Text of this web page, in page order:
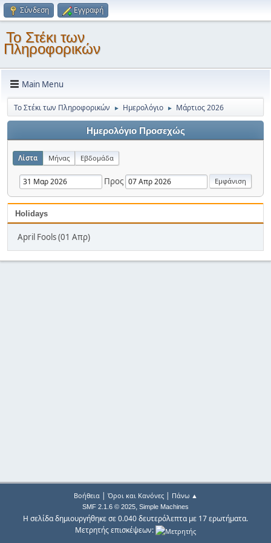
Σύνδεση Εγγραφή
Το Στέκι των
Πληροφορικών
Main Menu
Το Στέκι των Πληροφορικών ► Ημερολόγιο ► Μάρτιος 2026
Ημερολόγιο Προσεχώς
Λίστα Μήνας Εβδομάδα
Προς
Holidays
April Fools (01 Απρ)
Βοήθεια| Όροι και Κανόνες| Πάνω ▲
SMF 2.1.6 © 2025, Simple Machines
Η σελίδα δημιουργήθηκε σε 0.040 δευτερόλεπτα με 17 ερωτήματα.
Μετρητής επισκέψεων: